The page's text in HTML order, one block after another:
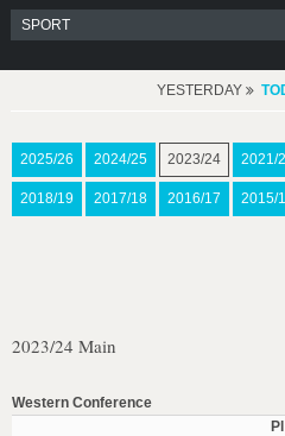
YESTERDAY
2025/26 2024/25 2023/24 2021/
2018/19 2017/18 2016/17 2015/
2023/24 Main
Western Conference
Pl